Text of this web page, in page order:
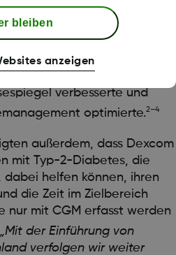
berichteten, dass die
in die eigene
verbesserte und
optimierte.2–4
außerdem, dass Dexcom
mit Typ-2-Diabetes, die
dabei helfen können, ihren
die Zeit im Zielbereich
nur mit CGM erfasst werden
„Mit der Einführung von
verfolgen wir weiter
bleiben
anzeigen